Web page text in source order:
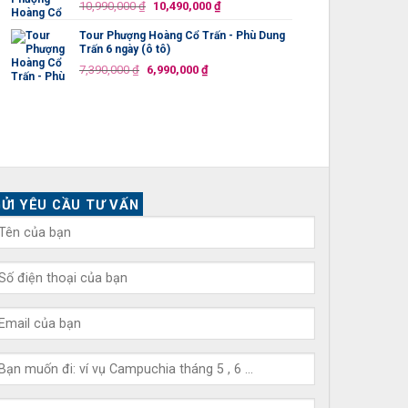
10,990,000 ₫.
10,990,000₫ Giá
là:
10,990,000 ₫.
10,490,000 ₫Giá
tại
Tour Phượng Hoàng Cổ Trấn - Phù Dung
Trấn 6 ngày (ô tô)
7,390,000₫ Giá
6,990,000 ₫Giá
YÊU CẦU TƯ VẤN